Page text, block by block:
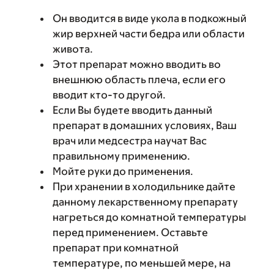
Он вводится в виде укола в подкожный
жир верхней части бедра или области
живота.
Этот препарат можно вводить во
внешнюю область плеча, если его
вводит кто-то другой.
Если Вы будете вводить данный
препарат в домашних условиях, Ваш
врач или медсестра научат Вас
правильному применению.
Мойте руки до применения.
При хранении в холодильнике дайте
данному лекарственному препарату
нагреться до комнатной температуры
перед применением. Оставьте
препарат при комнатной
температуре, по меньшей мере, на